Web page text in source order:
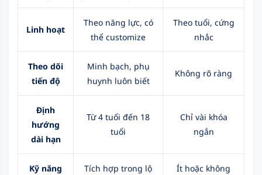
Linh hoạt
Theo năng lực, có
thể customize
Theo tuổi, cứng
nhắc
Theo dõi
tiến độ
Minh bạch, phụ
huynh luôn biết
Không rõ ràng
Định
hướng
dài hạn
Từ 4 tuổi đến 18
tuổi
Chỉ vài khóa
ngắn
Kỹ năng
Tích hợp trong lộ
Ít hoặc không